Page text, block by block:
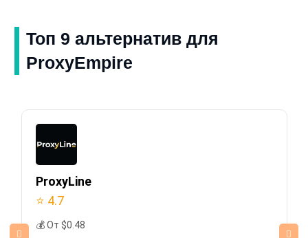
Топ 9 альтернатив для
ProxyEmpire
ProxyLine
⭐ 4.7
💰 От $0.48